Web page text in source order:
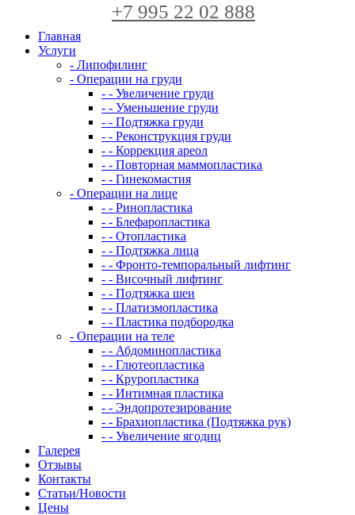
+7 995 22 02 888
Главная
Услуги
- Липофилинг
- Операции на груди
- - Увеличение груди
- - Уменьшение груди
- - Подтяжка груди
- - Реконструкция груди
- - Коррекция ареол
- - Повторная маммопластика
- - Гинекомастия
- Операции на лице
- - Ринопластика
- - Блефаропластика
- - Отопластика
- - Подтяжка лица
- - Фронто-темпоральный лифтинг
- - Височный лифтинг
- - Подтяжка шеи
- - Платизмопластика
- - Пластика подбородка
- Операции на теле
- - Абдоминопластика
- - Глютеопластика
- - Круропластика
- - Интимная пластика
- - Эндопротезирование
- - Брахиопластика (Подтяжка рук)
- - Увеличение ягодиц
Галерея
Отзывы
Контакты
Статьи/Новости
Цены